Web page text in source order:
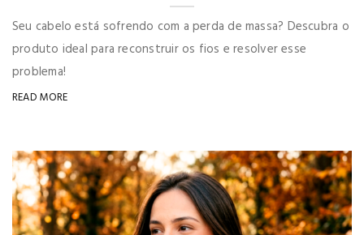
Seu cabelo está sofrendo com a perda de massa? Descubra o
produto ideal para reconstruir os fios e resolver esse
problema!
READ MORE